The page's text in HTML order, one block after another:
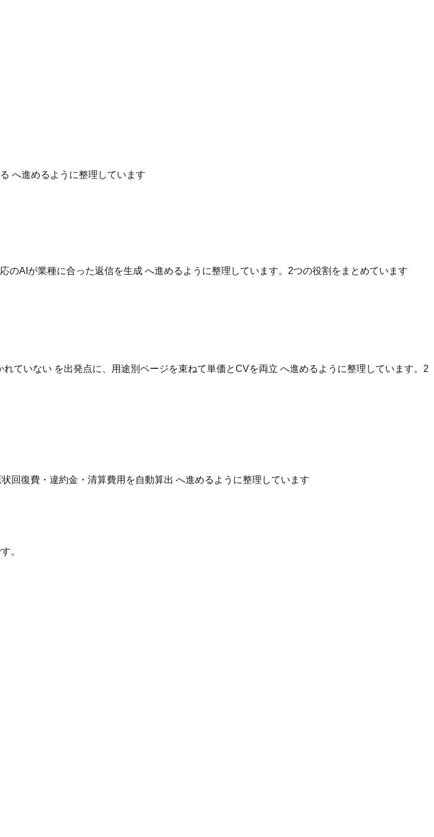
へ進めるように整理しています
AIが業種に合った返信を生成 へ進めるように整理しています。2つの役割をまとめています
ていない を出発点に、用途別ページを束ねて単価とCVを両立 へ進めるように整理しています。2
回復費・違約金・清算費用を自動算出 へ進めるように整理しています
。